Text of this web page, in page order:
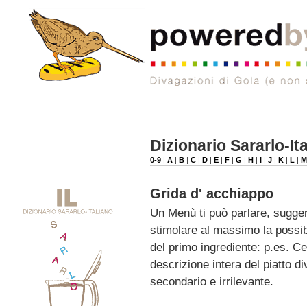
Dizionario Sararlo-
0-9 |A |B |C |D |E |F |G |H |I |J |K |L |M
Grida d' acchiappo
Un Menù ti può parlare,
stimolare al massimo la
del primo ingrediente: p.es.
descrizione intera del piatto
secondario e irrilevante.